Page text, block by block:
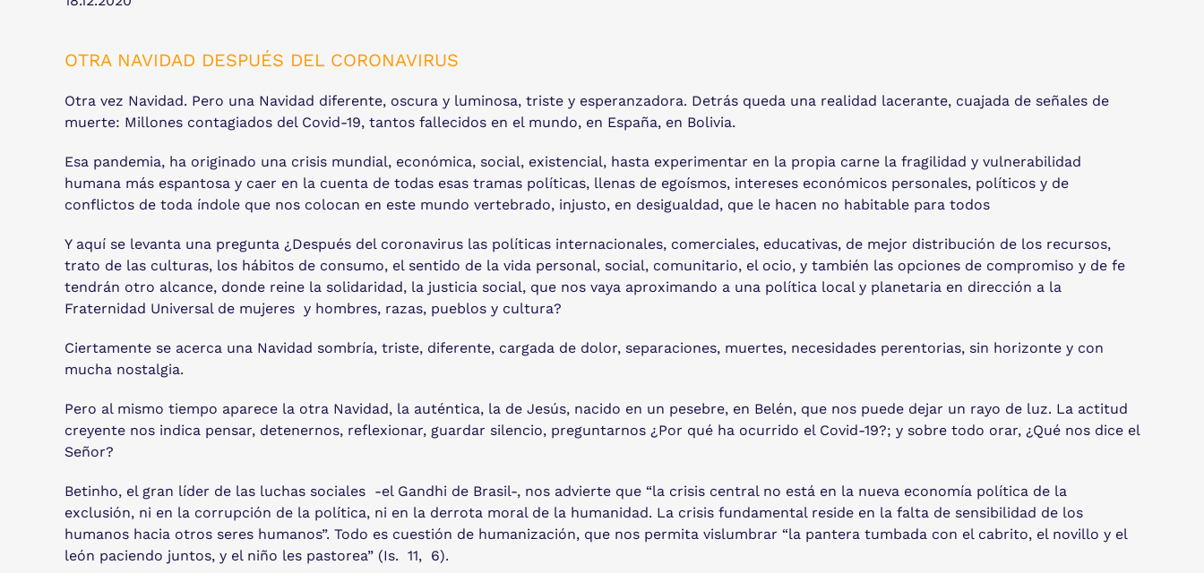
OTRA NAVIDAD DESPUÉS DEL CORONAVIRUS
Otra vez Navidad. Pero una Navidad diferente, oscura y luminosa, triste y esperanzadora. Detrás queda una realidad lacerante, cuajada de señales de
muerte: Millones contagiados del Covid-19, tantos fallecidos en el mundo, en España, en Bolivia.
Esa pandemia, ha originado una crisis mundial, económica, social, existencial, hasta experimentar en la propia carne la fragilidad y vulnerabilidad
humana más espantosa y caer en la cuenta de todas esas tramas políticas, llenas de egoísmos, intereses económicos personales, políticos y de
conflictos de toda índole que nos colocan en este mundo vertebrado, injusto, en desigualdad, que le hacen no habitable para todos
Y aquí se levanta una pregunta ¿Después del coronavirus las políticas internacionales, comerciales, educativas, de mejor distribución de los recursos,
trato de las culturas, los hábitos de consumo, el sentido de la vida personal, social, comunitario, el ocio, y también las opciones de compromiso y de fe
tendrán otro alcance, donde reine la solidaridad, la justicia social, que nos vaya aproximando a una política local y planetaria en dirección a la
Fraternidad Universal de mujeres y hombres, razas, pueblos y cultura?
Ciertamente se acerca una Navidad sombría, triste, diferente, cargada de dolor, separaciones, muertes, necesidades perentorias, sin horizonte y con
mucha nostalgia.
Pero al mismo tiempo aparece la otra Navidad, la auténtica, la de Jesús, nacido en un pesebre, en Belén, que nos puede dejar un rayo de luz. La actitud
creyente nos indica pensar, detenernos, reflexionar, guardar silencio, preguntarnos ¿Por qué ha ocurrido el Covid-19?; y sobre todo orar, ¿Qué nos dice el
Señor?
Betinho, el gran líder de las luchas sociales -el Gandhi de Brasil-, nos advierte que “la crisis central no está en la nueva economía política de la
exclusión, ni en la corrupción de la política, ni en la derrota moral de la humanidad. La crisis fundamental reside en la falta de sensibilidad de los
humanos hacia otros seres humanos”. Todo es cuestión de humanización, que nos permita vislumbrar “la pantera tumbada con el cabrito, el novillo y el
león paciendo juntos, y el niño les pastorea” (Is. 11, 6).